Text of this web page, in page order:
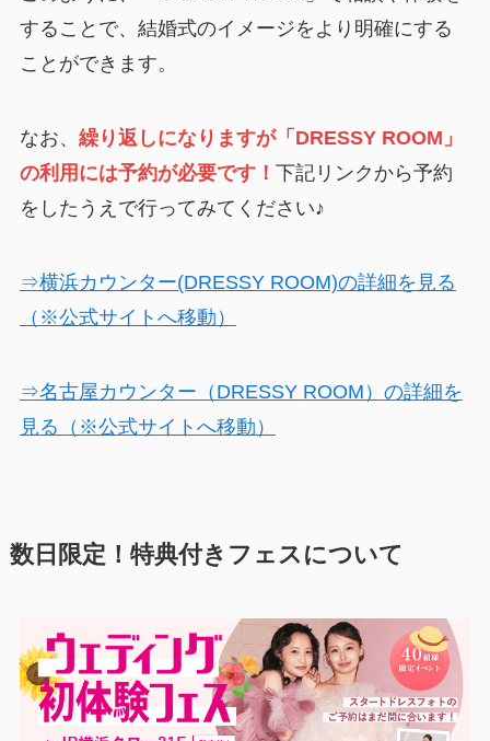
することで、結婚式のイメージをより明確にする
ことができます。
なお、 繰り返しになりますが「DRESSY ROOM」
の利用には予約が必要です！ 下記リンクから予約
をしたうえで行ってみてください♪
⇒横浜カウンター(DRESSY ROOM)の詳細を見る
（※公式サイトへ移動）
⇒名古屋カウンター（DRESSY ROOM）の詳細を
見る（※公式サイトへ移動）
数日限定！特典付きフェスについて